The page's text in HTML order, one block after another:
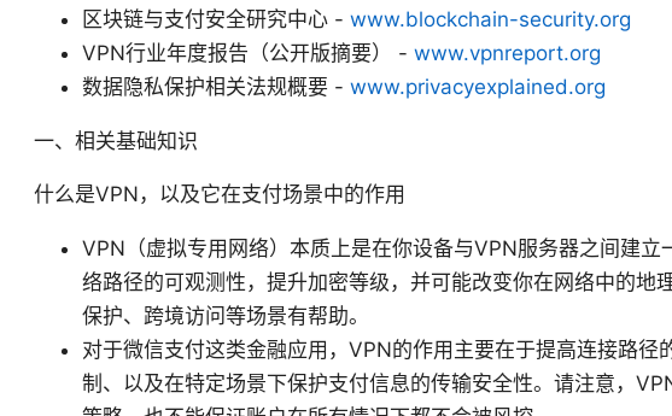
区块链与支付安全研究中心 - www.blockchain-security.org
VPN行业年度报告（公开版摘要） - www.vpnreport.org
数据隐私保护相关法规概要 - www.privacyexplained.org
一、相关基础知识
什么是VPN，以及它在支付场景中的作用
VPN（虚拟专用网络）本质上是在你设备与VPN服务器之间建立
络路径的可观测性，提升加密等级，并可能改变你在网络中的地
保护、跨境访问等场景有帮助。
对于微信支付这类金融应用，VPN的作用主要在于提高连接路径
制、以及在特定场景下保护支付信息的传输安全性。请注意，